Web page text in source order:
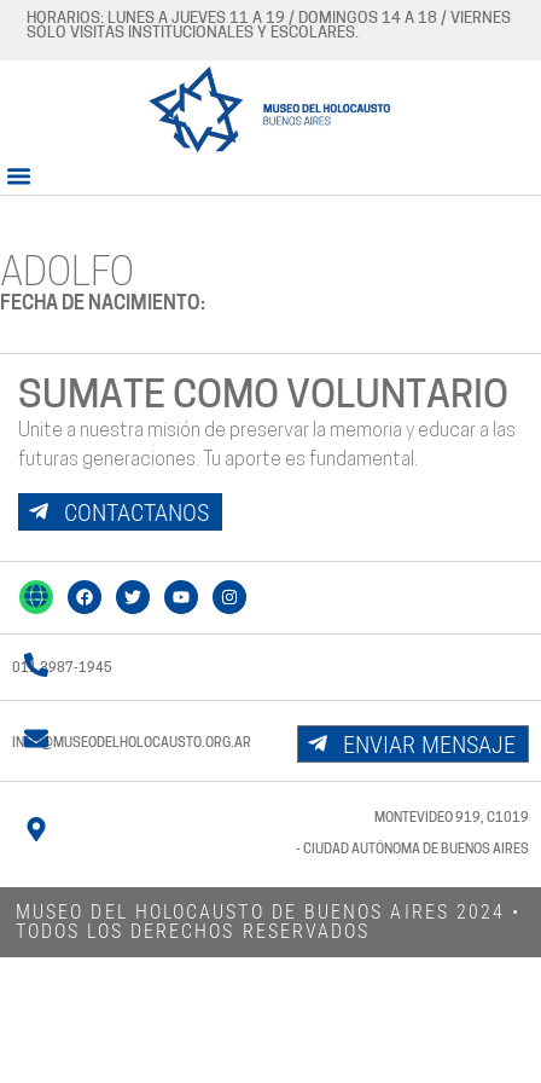
HORARIOS: LUNES A JUEVES 11 A 19 / DOMINGOS 14 A 18 / VIERNES
SÓLO VISITAS INSTITUCIONALES Y ESCOLARES.
ADOLFO
FECHA DE NACIMIENTO:
SUMATE COMO VOLUNTARIO
Unite a nuestra misión de preservar la memoria y educar a las
futuras generaciones. Tu aporte es fundamental.
CONTACTANOS
011 3987-1945
INFO@MUSEODELHOLOCAUSTO.ORG.AR ENVIAR MENSAJE
MONTEVIDEO 919, C1019
- CIUDAD AUTÓNOMA DE BUENOS AIRES
MUSEO DEL HOLOCAUSTO DE BUENOS AIRES 2024​ •
TODOS LOS DERECHOS RESERVADOS